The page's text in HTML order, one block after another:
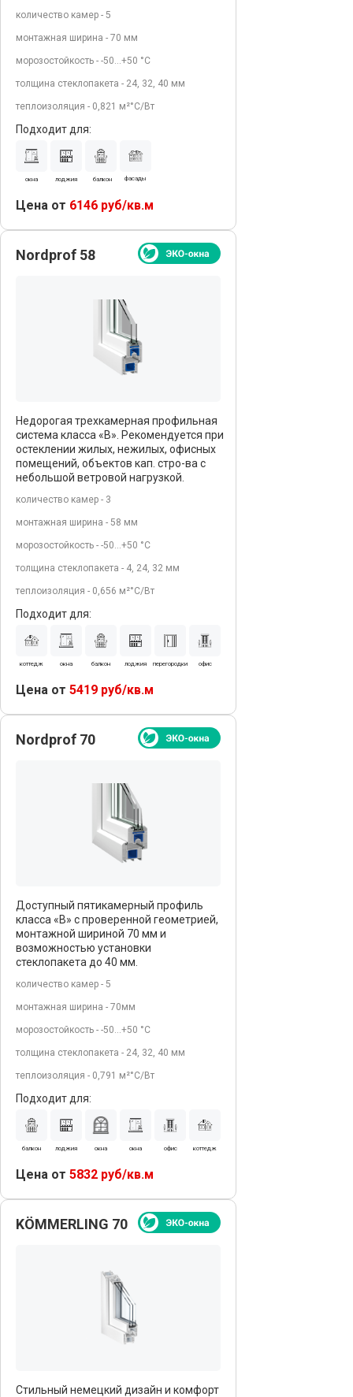
Подходит для:
окна лоджия балкон фасады
Цена от 6146 руб/кв.м
количество камер - 5
толщина стеклопакета - 24, 32, 40 мм
теплоизоляция - 0,821 м²°С/Вт
монтажная ширина - 70 мм
морозостойкость - -50…+50 °С
Подходит для:
коттедж окна балкон лоджия перегородки офис
Цена от 5419 руб/кв.м
количество камер - 3
толщина стеклопакета - 4, 24, 32 мм
теплоизоляция - 0,656 м²°С/Вт
монтажная ширина - 58 мм
морозостойкость - -50…+50 °С
Недорогая трехкамерная профильная
система класса «В». Рекомендуется при
остеклении жилых, нежилых, офисных
помещений, объектов кап. стро-ва с
небольшой ветровой нагрузкой.
Nordprof 58
Подходит для:
балкон лоджия окна окна офис коттедж
Цена от 5832 руб/кв.м
количество камер - 5
толщина стеклопакета - 24, 32, 40 мм
теплоизоляция - 0,791 м²°С/Вт
монтажная ширина - 70мм
морозостойкость - -50…+50 °С
Доступный пятикамерный профиль
класса «В» с проверенной геометрией,
монтажной шириной 70 мм и
возможностью установки
стеклопакета до 40 мм.
Nordprof 70
Стильный немецкий дизайн и комфорт
KÖMMERLING 70